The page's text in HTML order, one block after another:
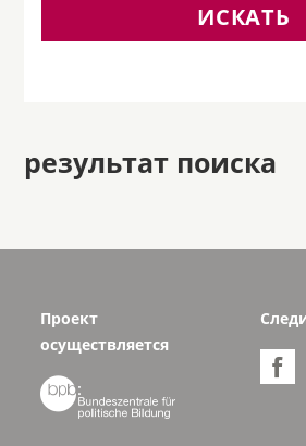
ИСКАТЬ
результат поиска
Проект
осуществляется

